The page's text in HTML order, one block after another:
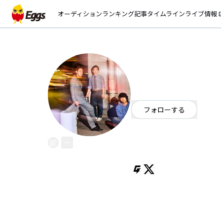
オーディションランキング記事タイムラインライブ情報
フォローする